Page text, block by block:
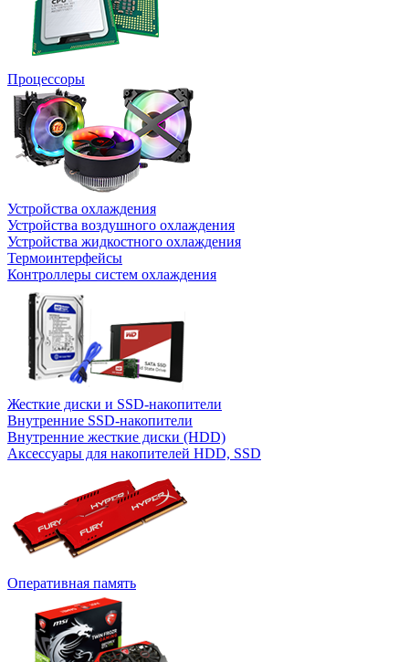
Процессоры
Устройства охлаждения
Устройства воздушного охлаждения
Устройства жидкостного охлаждения
Термоинтерфейсы
Контроллеры систем охлаждения
Жесткие диски и SSD-накопители
Внутренние SSD-накопители
Внутренние жесткие диски (HDD)
Аксессуары для накопителей HDD, SSD
Оперативная память